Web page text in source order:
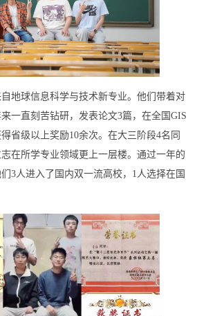
地球信息科学与技术新专业。他们带着对
一直刻苦钻研，发表论文3篇，在全国GIS
省级以上奖励10余次。在大三阶段4名同
在所学专业领域更上一层楼。通过一年的
3人进入了国内双一流高校，1人选择在国